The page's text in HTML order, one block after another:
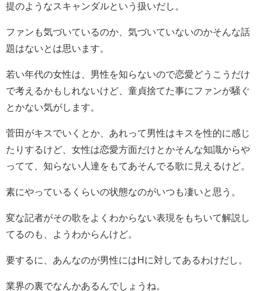
提のようなスキャンダルという扱いだし。
ファンも気づいているのか、気づいていないのかそんな話
題はないとは思います。
若い年代の女性は、男性を知らないので恋愛どうこうだけ
で考えるかもしれないけど、童貞捨てた事にファンが騒ぐ
とかない気がします。
菅田がキスでいくとか、あれって男性はキスを性的に感じ
たりするけど、女性は恋愛方面だけとかそんな知識からや
ってて、知らない人達をもてあそんでる歌に見えるけど。
素にやっているくらいの状態なのがいつも凄いと思う。
変な記者がその歌をよくわからない表現をもちいて解説し
てるのも、ようわからんけど。
要するに、あんなのが男性にはHに対してあるわけだし。
業界の裏でなんかあるんでしょうね。